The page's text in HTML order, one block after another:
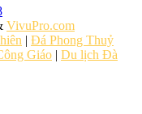
VivuPro.com
| Đá Phong Thuỷ
Giáo | Du lịch Đà